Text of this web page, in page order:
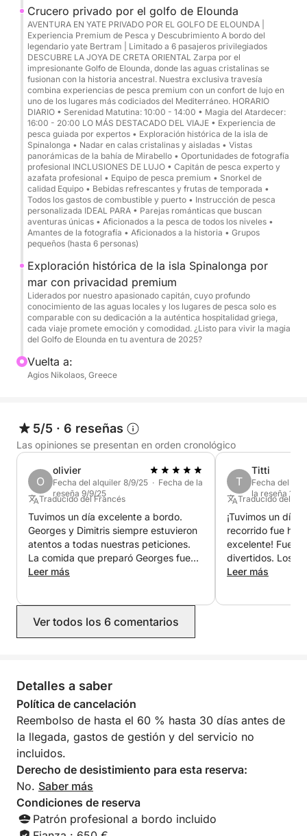
Duración: 4 a 6 horas
Salida/Llegada: Puerto de Agios Nikolaos
Capacidad: Hasta 6 pasajeros + 2 tripulantes
Ruta:
Bahía de Mirabello → Golfo de Elounda →
Spinalonga (crucero panorámico) + paradas para
nadar (si las condiciones lo permiten)
Estilo: Privado, ritmo flexible, confort premium
Experiencia destacada:
Crucero panorámico en la Bahía de Mirabello
Elegante paso por Elounda y las calas escondidas
Crucero panorámico por la Isla Spinalonga
(momentos para fotografiar desde el mar)
Paradas para nadar y hacer snorkel en bahías
tranquilas y apartadas (si las condiciones
meteorológicas y marítimas lo permiten)
Qué incluye:
a bordo
Vinos locales seleccionados
Bebidas: refrescos, cerveza, agua Hielo
Equipo de snorkel
Toallas y artículos de aseo
Combustible e IVA incluidos
Seguro de accidentes
Horario de salida flexible (bajo petición)
Escapadas románticas, familias pequeñas,
que sentirán exclusivamente suyo.
Crucero privado por el golfo de Elounda
AVENTURA EN YATE PRIVADO POR EL GOLFO DE ELOUNDA |
Experiencia Premium de Pesca y Descubrimiento A bordo del
legendario yate Bertram | Limitado a 6 pasajeros privilegiados
DESCUBRE LA JOYA DE CRETA ORIENTAL Zarpa por el
impresionante Golfo de Elounda, donde las aguas cristalinas se
fusionan con la historia ancestral. Nuestra exclusiva travesía
combina experiencias de pesca premium con un confort de lujo en
uno de los lugares más codiciados del Mediterráneo. HORARIO
DIARIO • Serenidad Matutina: 10:00 - 14:00 • Magia del Atardecer:
16:00 - 20:00 LO MÁS DESTACADO DEL VIAJE • Experiencia de
pesca guiada por expertos • Exploración histórica de la isla de
Spinalonga • Nadar en calas cristalinas y aisladas • Vistas
panorámicas de la bahía de Mirabello • Oportunidades de fotografía
profesional INCLUSIONES DE LUJO • Capitán de pesca experto y
azafata profesional • Equipo de pesca premium • Snorkel de
calidad Equipo • Bebidas refrescantes y frutas de temporada •
Todos los gastos de combustible y puerto • Instrucción de pesca
personalizada IDEAL PARA • Parejas románticas que buscan
aventuras únicas • Aficionados a la pesca de todos los niveles •
Amantes de la fotografía • Aficionados a la historia • Grupos
pequeños (hasta 6 personas)
Exploración histórica de la isla Spinalonga por
mar con privacidad premium
Liderados por nuestro apasionado capitán, cuyo profundo
conocimiento de las aguas locales y los lugares de pesca solo es
comparable con su dedicación a la auténtica hospitalidad griega,
cada viaje promete emoción y comodidad. ¿Listo para vivir la magia
del Golfo de Elounda en tu aventura de 2025?
Vuelta a:
Agios Nikolaos, Greece
5/5 · 6 reseñas
Las opiniones se presentan en orden cronológico
O
olivier
Fecha del alquiler 8/9/25 · Fecha de la
reseña 9/9/25
Traducido del Francés
Tuvimos un día excelente a bordo.
Georges y Dimitris siempre estuvieron
atentos a todas nuestras peticiones.
La comida que preparó Georges fue
excelente. Fue una verdadera alegría,
Leer más
T
Titti
Fecha del
la reseña 19/
Traducido del
¡Tuvimos un día
recorrido fue
excelente!
divertidos. Los
bebidas también
Leer más
Ver todos los 6 comentarios
Detalles a saber
Política de cancelación
Reembolso de hasta el 60 % hasta 30 días antes de
la llegada, gastos de gestión y del servicio no
incluidos.
Derecho de desistimiento para esta reserva:
No. Saber más
Condiciones de reserva
Patrón profesional a bordo incluido